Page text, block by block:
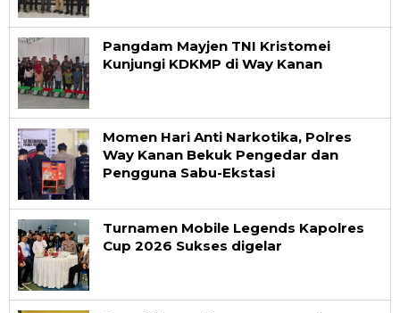
Pangdam Mayjen TNI Kristomei
Kunjungi KDKMP di Way Kanan
Momen Hari Anti Narkotika, Polres
Way Kanan Bekuk Pengedar dan
Pengguna Sabu-Ekstasi
Turnamen Mobile Legends Kapolres
Cup 2026 Sukses digelar